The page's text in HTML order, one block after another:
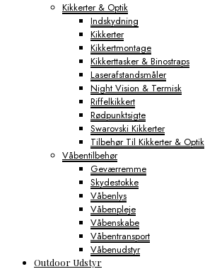
Kikkerter & Optik
Indskydning
Kikkerter
Kikkertmontage
Kikkerttasker & Binostraps
Laserafstandsmåler
Night Vision & Termisk
Riffelkikkert
Rødpunktsigte
Swarovski Kikkerter
Tilbehør Til Kikkerter & Optik
Våbentilbehør
Geværremme
Skydestokke
Våbenlys
Våbenpleje
Våbenskabe
Våbentransport
Våbenudstyr
Outdoor Udstyr